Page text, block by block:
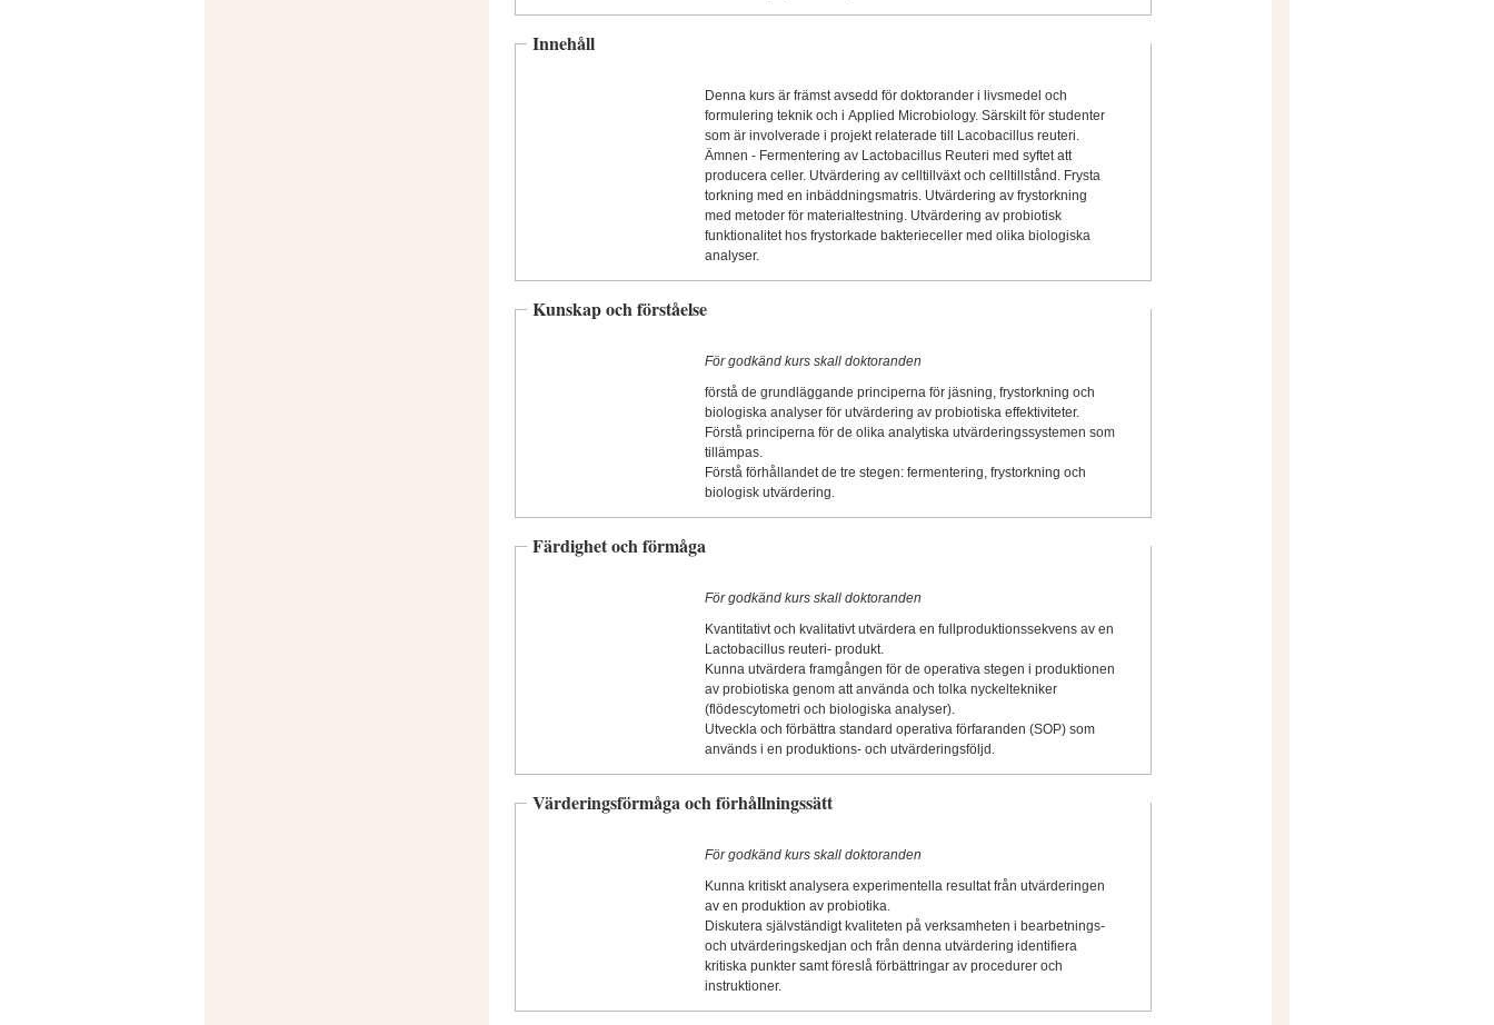
Innehåll
Denna kurs är främst avsedd för doktorander i livsmedel och
formulering teknik och i Applied Microbiology. Särskilt för studenter
som är involverade i projekt relaterade till Lacobacillus reuteri.
Ämnen - Fermentering av Lactobacillus Reuteri med syftet att
producera celler. Utvärdering av celltillväxt och celltillstånd. Frysta
torkning med en inbäddningsmatris. Utvärdering av frystorkning
med metoder för materialtestning. Utvärdering av probiotisk
funktionalitet hos frystorkade bakterieceller med olika biologiska
analyser.
Kunskap och förståelse
För godkänd kurs skall doktoranden
förstå de grundläggande principerna för jäsning, frystorkning och
biologiska analyser för utvärdering av probiotiska effektiviteter.
Förstå principerna för de olika analytiska utvärderingssystemen som
tillämpas.
Förstå förhållandet de tre stegen: fermentering, frystorkning och
biologisk utvärdering.
Färdighet och förmåga
För godkänd kurs skall doktoranden
Kvantitativt och kvalitativt utvärdera en fullproduktionssekvens av en
Lactobacillus reuteri- produkt.
Kunna utvärdera framgången för de operativa stegen i produktionen
av probiotiska genom att använda och tolka nyckeltekniker
(flödescytometri och biologiska analyser).
Utveckla och förbättra standard operativa förfaranden (SOP) som
används i en produktions- och utvärderingsföljd.
Värderingsförmåga och förhållningssätt
För godkänd kurs skall doktoranden
Kunna kritiskt analysera experimentella resultat från utvärderingen
av en produktion av probiotika.
Diskutera självständigt kvaliteten på verksamheten i bearbetnings-
och utvärderingskedjan och från denna utvärdering identifiera
kritiska punkter samt föreslå förbättringar av procedurer och
instruktioner.